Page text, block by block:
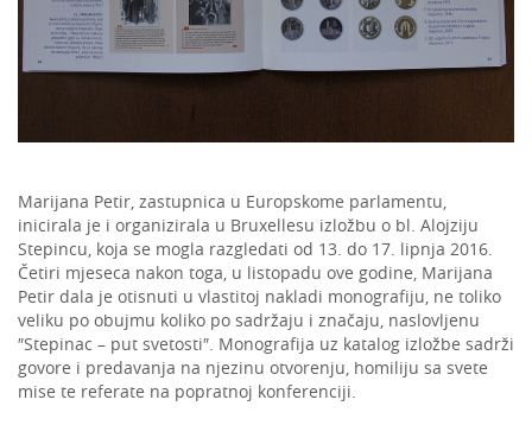
Marijana Petir, zastupnica u Europskome parlamentu,
inicirala je i organizirala u Bruxellesu izložbu o bl. Alojziju
Stepincu, koja se mogla razgledati od 13. do 17. lipnja 2016.
Četiri mjeseca nakon toga, u listopadu ove godine, Marijana
Petir dala je otisnuti u vlastitoj nakladi monografiju, ne toliko
veliku po obujmu koliko po sadržaju i značaju, naslovljenu
″Stepinac – put svetosti″. Monografija uz katalog izložbe sadrži
govore i predavanja na njezinu otvorenju, homiliju sa svete
mise te referate na popratnoj konferenciji.